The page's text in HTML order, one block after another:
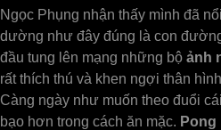
Ngọc Phụng nhận thấy mình đã
dường như đây đúng là con
đầu tung lên mạng những bộ ảnh
rất thích thú và khen ngợi thân
Càng ngày như muốn theo đuổi
bạo hơn trong cách ăn mặc. Pong